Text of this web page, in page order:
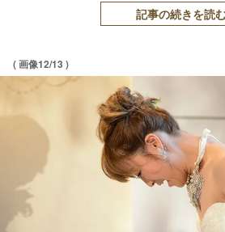
記事の続きを読
( 画像12/13 )